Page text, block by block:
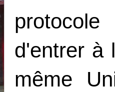
d'entrer à
même